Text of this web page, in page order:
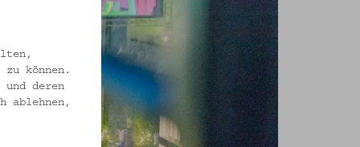
können.
deren
ablehnen,